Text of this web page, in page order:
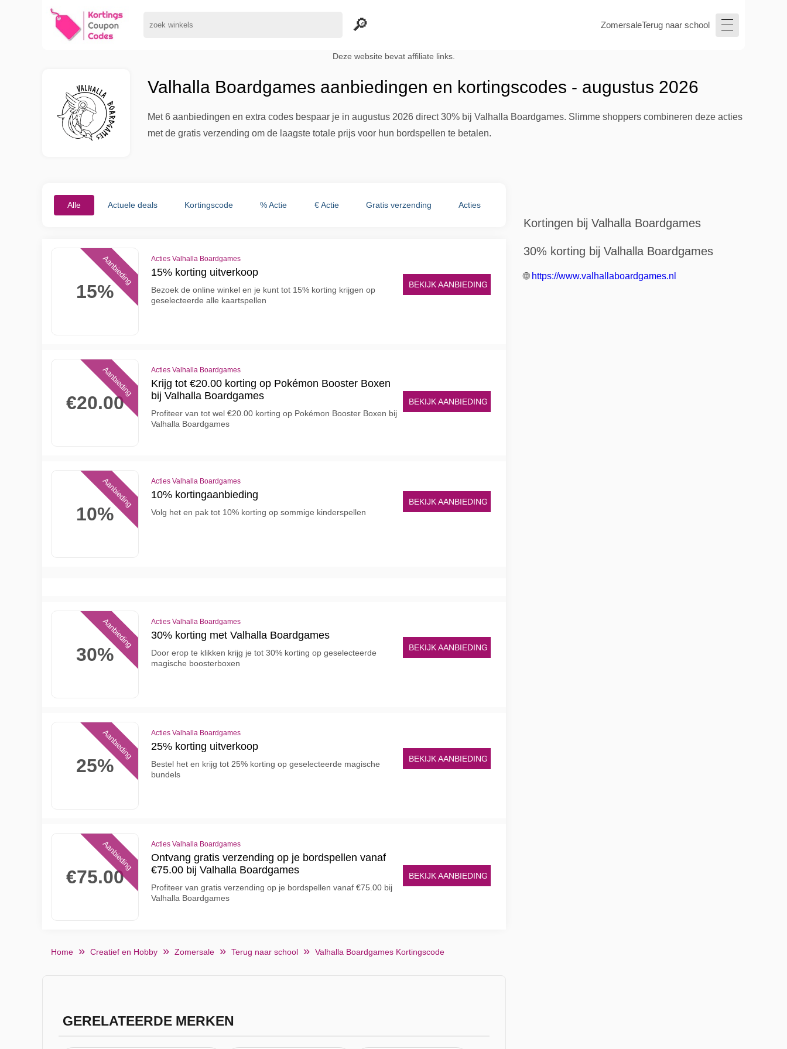
ZomersaleTerug naar school
Deze website bevat affiliate links.
Valhalla Boardgames aanbiedingen en kortingscodes - augustus 2026
Met 6 aanbiedingen en extra codes bespaar je in augustus 2026 direct 30% bij Valhalla Boardgames. Slimme shoppers combineren deze acties
met de gratis verzending om de laagste totale prijs voor hun bordspellen te betalen.
Alle Actuele deals Kortingscode % Actie € Actie Gratis verzending Acties
15%
Aanbieding Acties Valhalla Boardgames
15% korting uitverkoop
Bezoek de online winkel en je kunt tot 15% korting krijgen op
geselecteerde alle kaartspellen
BEKIJK AANBIEDING
€20.00
Aanbieding Acties Valhalla Boardgames
Krijg tot €20.00 korting op Pokémon Booster Boxen
bij Valhalla Boardgames
Profiteer van tot wel €20.00 korting op Pokémon Booster Boxen bij
Valhalla Boardgames
BEKIJK AANBIEDING
10%
Aanbieding Acties Valhalla Boardgames
10% kortingaanbieding
Volg het en pak tot 10% korting op sommige kinderspellen
BEKIJK AANBIEDING
30%
Aanbieding Acties Valhalla Boardgames
30% korting met Valhalla Boardgames
Door erop te klikken krijg je tot 30% korting op geselecteerde
magische boosterboxen
BEKIJK AANBIEDING
25%
Aanbieding Acties Valhalla Boardgames
25% korting uitverkoop
Bestel het en krijg tot 25% korting op geselecteerde magische
bundels
BEKIJK AANBIEDING
€75.00
Aanbieding Acties Valhalla Boardgames
Ontvang gratis verzending op je bordspellen vanaf
€75.00 bij Valhalla Boardgames
Profiteer van gratis verzending op je bordspellen vanaf €75.00 bij
Valhalla Boardgames
BEKIJK AANBIEDING
Home Creatief en Hobby Zomersale Terug naar school Valhalla Boardgames Kortingscode
GERELATEERDE MERKEN
Kortingen bij Valhalla Boardgames
30% korting bij Valhalla Boardgames
🌐 https://www.valhallaboardgames.nl